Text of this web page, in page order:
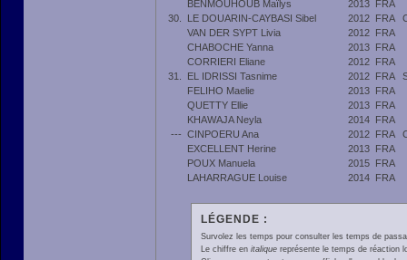
BENMOUHOUB Maïlys
2013 FRA
30.
LE DOUARIN-CAYBASI Sibel 2012 FRA
VAN DER SYPT Livia
2012 FRA
CHABOCHE Yanna
2013 FRA
CORRIERI Eliane
2012 FRA
31.
EL IDRISSI Tasnime 2012 FRA
FELIHO Maelie
2013 FRA
QUETTY Ellie
2013 FRA
KHAWAJA Neyla
2014 FRA
--- CINPOERU Ana 2012 FRA
EXCELLENT Herine
2013 FRA
POUX Manuela
2015 FRA
LAHARRAGUE Louise
2014 FRA
LÉGENDE :
Survolez les temps pour consulter les temps de
Le chiffre en italiquereprésente le temps de réaction